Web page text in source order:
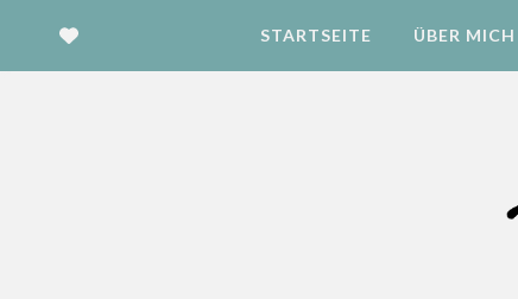
STARTSEITE ÜBER MICH